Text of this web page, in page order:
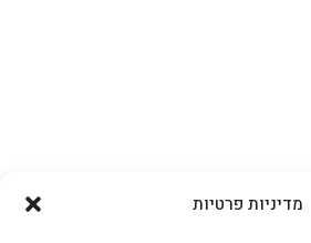
מדיניות פרטיות